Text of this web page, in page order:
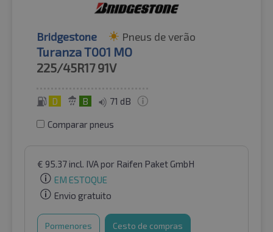
Bridgestone Pneus de verão
Turanza T001 MO
225/45R17 91V
D B 71 dB
Comparar pneus
€ 95.37incl. IVApor Raifen Paket GmbH
EM ESTOQUE
Envio gratuito
Pormenores Cesto de compras